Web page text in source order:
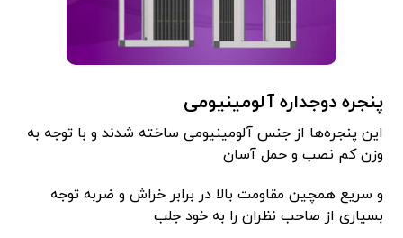
پنجره دوجداره آلومینیومی
این پنجره‌ها از جنس آلومینیومی ساخته شدند و با توجه به
وزن کم نصب و حمل آسان
و سریع همچین مقاومت بالا در برابر خراش و ضربه توجه
بسیاری از صاحب نظران را به خود جلب